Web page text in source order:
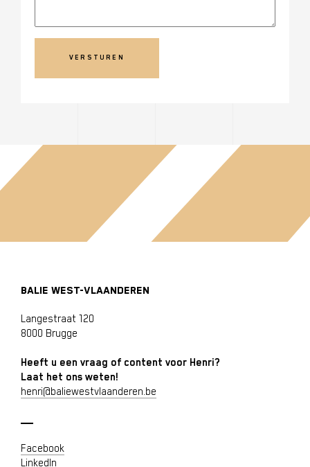
BALIE WEST-VLAANDEREN
Langestraat 120
8000 Brugge
Heeft u een vraag of content voor Henri?
Laat het ons weten!
henri@baliewestvlaanderen.be
Facebook
LinkedIn